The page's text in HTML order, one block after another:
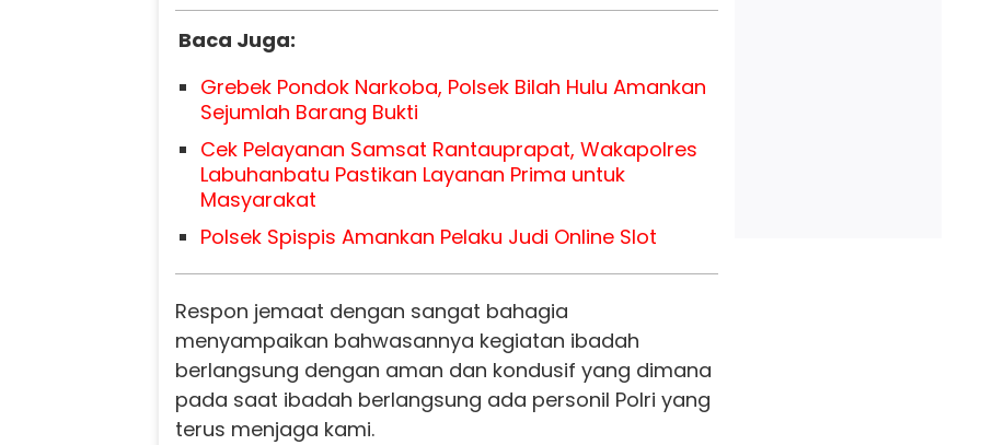
Baca Juga:
Grebek Pondok Narkoba, Polsek Bilah Hulu Amankan
Sejumlah Barang Bukti
Cek Pelayanan Samsat Rantauprapat, Wakapolres
Labuhanbatu Pastikan Layanan Prima untuk
Masyarakat
Polsek Spispis Amankan Pelaku Judi Online Slot
Respon jemaat dengan sangat bahagia
menyampaikan bahwasannya kegiatan ibadah
berlangsung dengan aman dan kondusif yang dimana
pada saat ibadah berlangsung ada personil Polri yang
terus menjaga kami.